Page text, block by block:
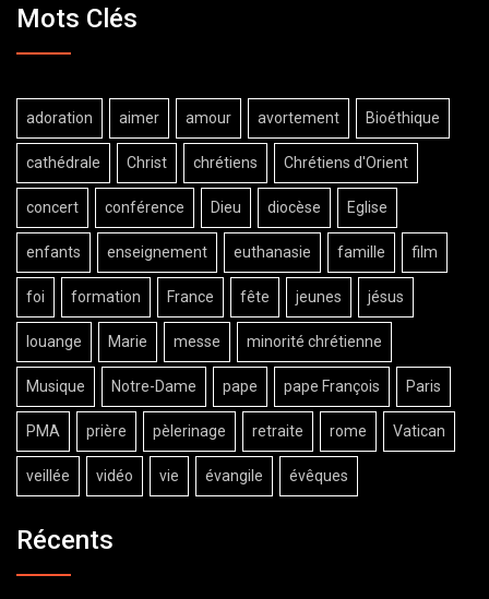
Mots Clés
adoration aimer amour avortement Bioéthique
cathédrale Christ chrétiens Chrétiens d'Orient
concert conférence Dieu diocèse Eglise
enfants enseignement euthanasie famille film
foi formation France fête jeunes jésus
louange Marie messe minorité chrétienne
Musique Notre-Dame pape pape François Paris
PMA prière pèlerinage retraite rome Vatican
veillée vidéo vie évangile évêques
Récents